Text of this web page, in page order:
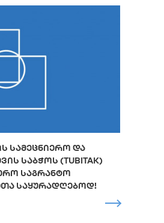
ᲡᲐᲛᲔᲪᲜᲘᲔᲠᲝ ᲓᲐ
ᲡᲐᲑᲭᲝᲡ (TUBITAK)
ᲡᲐᲒᲠᲐᲜᲢᲝ
ᲡᲐᲧᲣᲠᲐᲓᲦᲔᲑᲝᲓ!